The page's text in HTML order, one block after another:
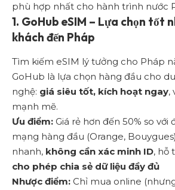
phù hợp nhất cho hành trình nước
1. GoHub eSIM – Lựa chọn tốt
khách đến Pháp
Tìm kiếm eSIM lý tưởng cho Pháp
GoHub là lựa chọn hàng đầu cho
nghệ: giá siêu tốt, kích hoạt ngay,
mạnh mẽ.
Ưu điểm: Giá rẻ hơn đến 50% so với
mạng hàng đầu (Orange,
nhanh, không cần xác minh ID, hỗ
cho phép chia sẻ dữ liệu đầy đủ
Nhược điểm: Chỉ mua online